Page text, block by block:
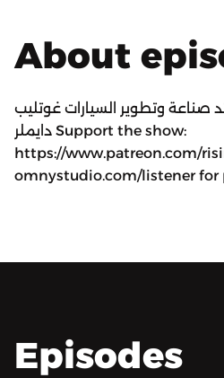
About
صناعة وتطوير السيارات غوتليب
دايملر Support the show:
https://www.patreon.com/
omnystudio.com/listener for
Episodes